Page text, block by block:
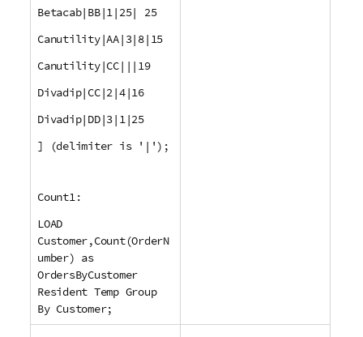
Betacab|BB|1|25| 25
Canutility|AA|3|8|15
Canutility|CC|||19
Divadip|CC|2|4|16
Divadip|DD|3|1|25
] (delimiter is '|');
Count1:
LOAD
Customer,Count(OrderN
umber) as
OrdersByCustomer
Resident Temp Group
By Customer;